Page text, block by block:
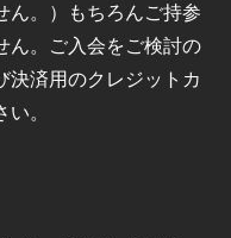
ん。）もちろんご持参
ん。ご入会をご検討の
決済用のクレジットカ
。